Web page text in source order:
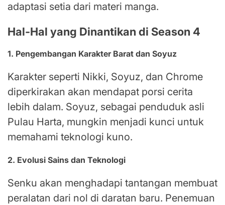
adaptasi setia dari materi manga.
Hal-Hal yang Dinantikan di Season 4
1. Pengembangan Karakter Barat dan Soyuz
Karakter seperti Nikki, Soyuz, dan Chrome
diperkirakan akan mendapat porsi cerita
lebih dalam. Soyuz, sebagai penduduk asli
Pulau Harta, mungkin menjadi kunci untuk
memahami teknologi kuno.
2. Evolusi Sains dan Teknologi
Senku akan menghadapi tantangan membuat
peralatan dari nol di daratan baru. Penemuan